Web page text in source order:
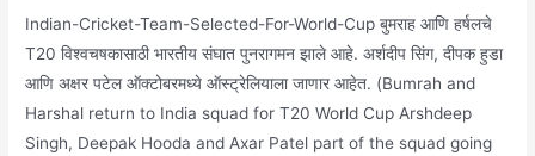
Indian-Cricket-Team-Selected-For-World-Cup बुमराह आणि हर्षलचे
T20 विश्वचषकासाठी भारतीय संघात पुनरागमन झाले आहे. अर्शदीप सिंग, दीपक हुडा
आणि अक्षर पटेल ऑक्टोबरमध्ये ऑस्ट्रेलियाला जाणार आहेत. (Bumrah and
Harshal return to India squad for T20 World Cup Arshdeep
Singh, Deepak Hooda and Axar Patel part of the squad going